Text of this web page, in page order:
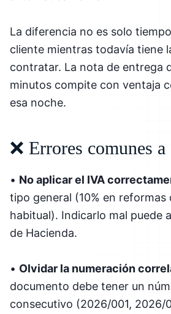
La diferencia no es solo
cliente mientras todavía tiene
contratar. La nota de entrega
minutos compite con ventaja
esa noche.
❌ Errores comunes
• No aplicar el IVA
tipo general (10% en reformas
habitual). Indicarlo mal puede
de Hacienda.
• Olvidar la numeración
documento debe tener un
consecutivo (2026/001, 2026/